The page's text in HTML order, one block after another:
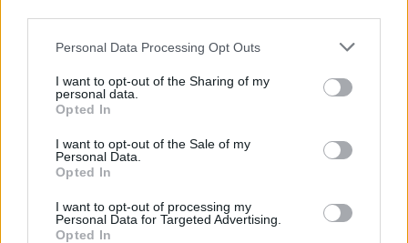
Please note that this website/app uses one or more Google
not limited to your visit or usage behaviour. You may click to
grant or deny consent to Google and its third-party tags to
use your data for below specified purposes in below Google
consent section.
Personal Data Processing Opt Outs
I want to opt-out of the Sharing of my
personal data.
Opted In
I want to opt-out of the Sale of my
Personal Data.
Opted In
I want to opt-out of processing my
Personal Data for Targeted Advertising.
Opted In
Γεωργιάδης για εργασιακά: Νόμιμη η εργασία σε 2
εργοδότες με 12 ώρες μέγιστη απασχόληση
Στην εκπομπή «Κοινωνία Ώρα MEGA» μίλησε ο υπουργός
Εργασίας Άδωνις Γεωργιάδης για το εργασιακό νομοσχέδιο που
προκάλεσε αντιδράσεις. Αναφορικά με…